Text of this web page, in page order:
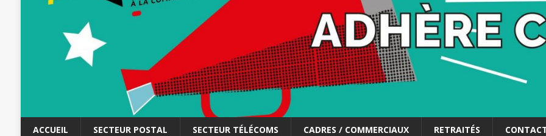
ACCUEIL SECTEUR POSTAL SECTEUR TÉLÉCOMS CADRES / COMMERCIAUX RETRAITÉS